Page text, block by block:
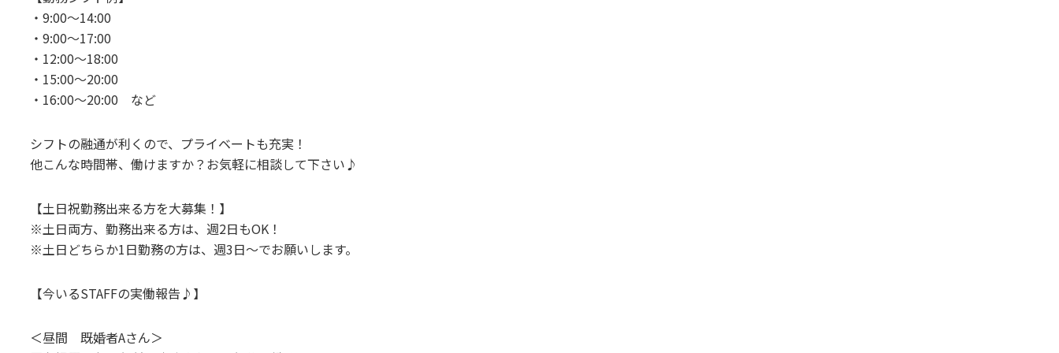
・9:00～14:00
・9:00～17:00
・12:00～18:00
・15:00～20:00
・16:00～20:00 など
シフトの融通が利くので、プライベートも充実！
他こんな時間帯、働けますか？お気軽に相談して下さい♪
【土日祝勤務出来る方を大募集！】
※土日両方、勤務出来る方は、週2日もOK！
※土日どちらか1日勤務の方は、週3日～でお願いします。
【今いるSTAFFの実働報告♪】
＜昼間 既婚者Aさん＞